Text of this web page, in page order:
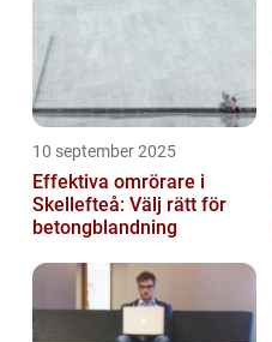
10 september 2025
Effektiva omrörare i
Skellefteå: Välj rätt för
betongblandning